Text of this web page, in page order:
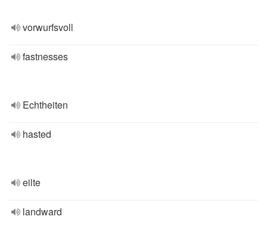
vorwurfsvoll
fastnesses
Echtheiten
hasted
eilte
landward